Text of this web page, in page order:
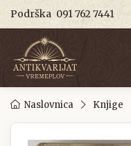
Podrška 091 762 7441
Naslovnica Knjige